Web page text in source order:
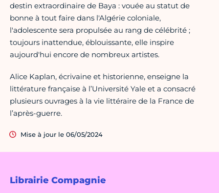
Librairie Compagnie
destin extraordinaire de Baya : vouée au statut de
bonne à tout faire dans l'Algérie coloniale,
l'adolescente sera propulsée au rang de célébrité ;
toujours inattendue, éblouissante, elle inspire
aujourd'hui encore de nombreux artistes.
Alice Kaplan, écrivaine et historienne, enseigne la
littérature française à l’Université Yale et a consacré
plusieurs ouvrages à la vie littéraire de la France de
l’après-guerre.
Mise à jour le 06/05/2024